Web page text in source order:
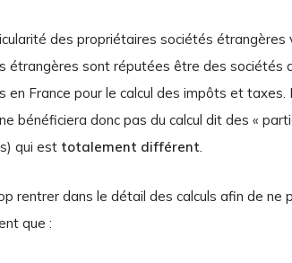
des propriétaires sociétés étrangères
étrangères sont réputées être des sociétés
en France pour le calcul des impôts et taxes.
bénéficiera donc pas du calcul dit des «
qui est totalement différent.
rentrer dans le détail des calculs afin de ne
que :